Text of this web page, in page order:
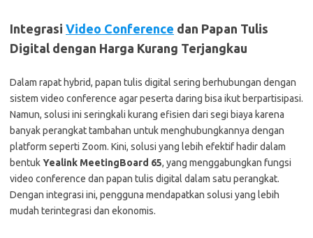
Integrasi Video Conference dan Papan Tulis
Digital dengan Harga Kurang Terjangkau
Dalam rapat hybrid, papan tulis digital sering berhubungan dengan
sistem video conference agar peserta daring bisa ikut berpartisipasi.
Namun, solusi ini seringkali kurang efisien dari segi biaya karena
banyak perangkat tambahan untuk menghubungkannya dengan
platform seperti Zoom. Kini, solusi yang lebih efektif hadir dalam
bentukYealink MeetingBoard 65, yang menggabungkan fungsi
video conference dan papan tulis digital dalam satu perangkat.
Dengan integrasi ini, pengguna mendapatkan solusi yang lebih
mudah terintegrasi dan ekonomis.